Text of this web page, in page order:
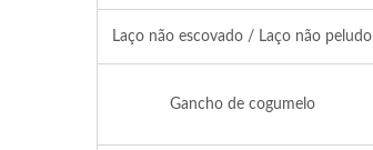
Laço não escovado / Laço não peludo
Gancho de cogumelo